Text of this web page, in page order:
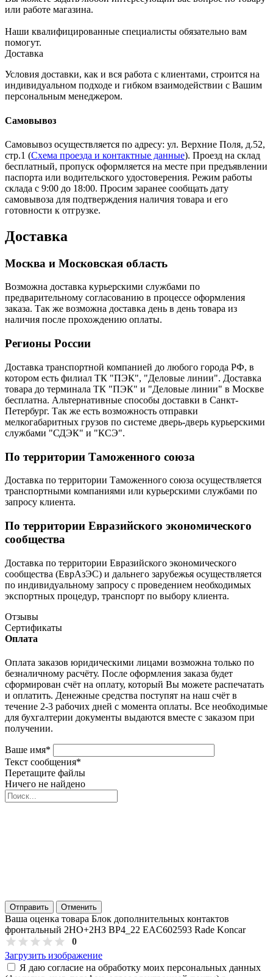
или работе магазина.
Наши квалифицированные специалисты обязательно вам
помогут.
Доставка
Условия доставки, как и вся работа с клиентами, строится на
индивидуальном подходе и гибком взаимодействии с Вашим
персональным менеджером.
Самовывоз
Самовывоз осуществляется по адресу: ул. Верхние Поля, д.52,
стр.1 (Схема проезда и контактные данные). Проезд на склад
бесплатный, пропуск оформляется на месте при предъявлении
паспорта или водительского удостоверения. Режим работы
склада с 9:00 до 18:00. Просим заранее сообщать дату
самовывоза для подтверждения наличия товара и его
готовности к отгрузке.
Доставка
Москва и Московская область
Возможна доставка курьерскими службами по
предварительному согласованию в процессе оформления
заказа. Так же возможна доставка день в день товара из
наличия после прохождению оплаты.
Регионы России
Доставка транспортной компанией до любого города РФ, в
котором есть филиал ТК "ПЭК", "Деловые линии". Доставка
товара до терминала ТК "ПЭК" и "Деловые линии" в Москве
бесплатна. Альтернативные способы доставки в Санкт-
Петербург. Так же есть возможность отправки
мелкогабаритных грузов по системе дверь-дверь курьерскими
службами "СДЭК" и "КСЭ".
По территории Таможенного союза
Доставка по территории Таможенного союза осуществляется
транспортными компаниями или курьерскими службами по
запросу клиента.
По территории Евразийского экономического
сообщества
Доставка по территории Евразийского экономического
сообщества (ЕврАзЭС) и дальнего зарубежья осуществляется
по индивидуальному запросу с проведением необходимых
экспортных процедур, транспорт по выбору клиента.
Отзывы
Сертификаты
Оплата
Оплата заказов юридическими лицами возможна только по
безналичному расчёту. После оформления заказа будет
сформирован счёт на оплату, который Вы можете распечатать
и оплатить. Денежные средства поступят на наш счёт в
течение 2-3 рабочих дней с момента оплаты. Все необходимые
для бухгалтерии документы выдаются вместе с заказом при
получении.
Ваше имя*
Текст сообщения*
Перетащите файлы
Ничего не найдено
Отправить Отменить
Ваша оценка товара Блок дополнительных контактов
фронтальный 2НО+2НЗ BP4_22 EAC602593 Rade Koncar
0
Загрузить изображение
Я даю согласие на обработку моих персональных данных